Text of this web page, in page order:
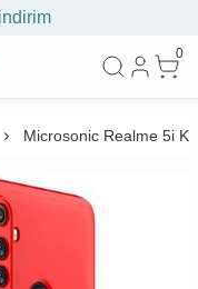
0
Microsonic Realme 5i